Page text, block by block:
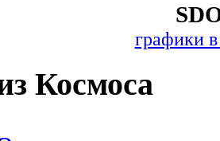
графики
Космоса